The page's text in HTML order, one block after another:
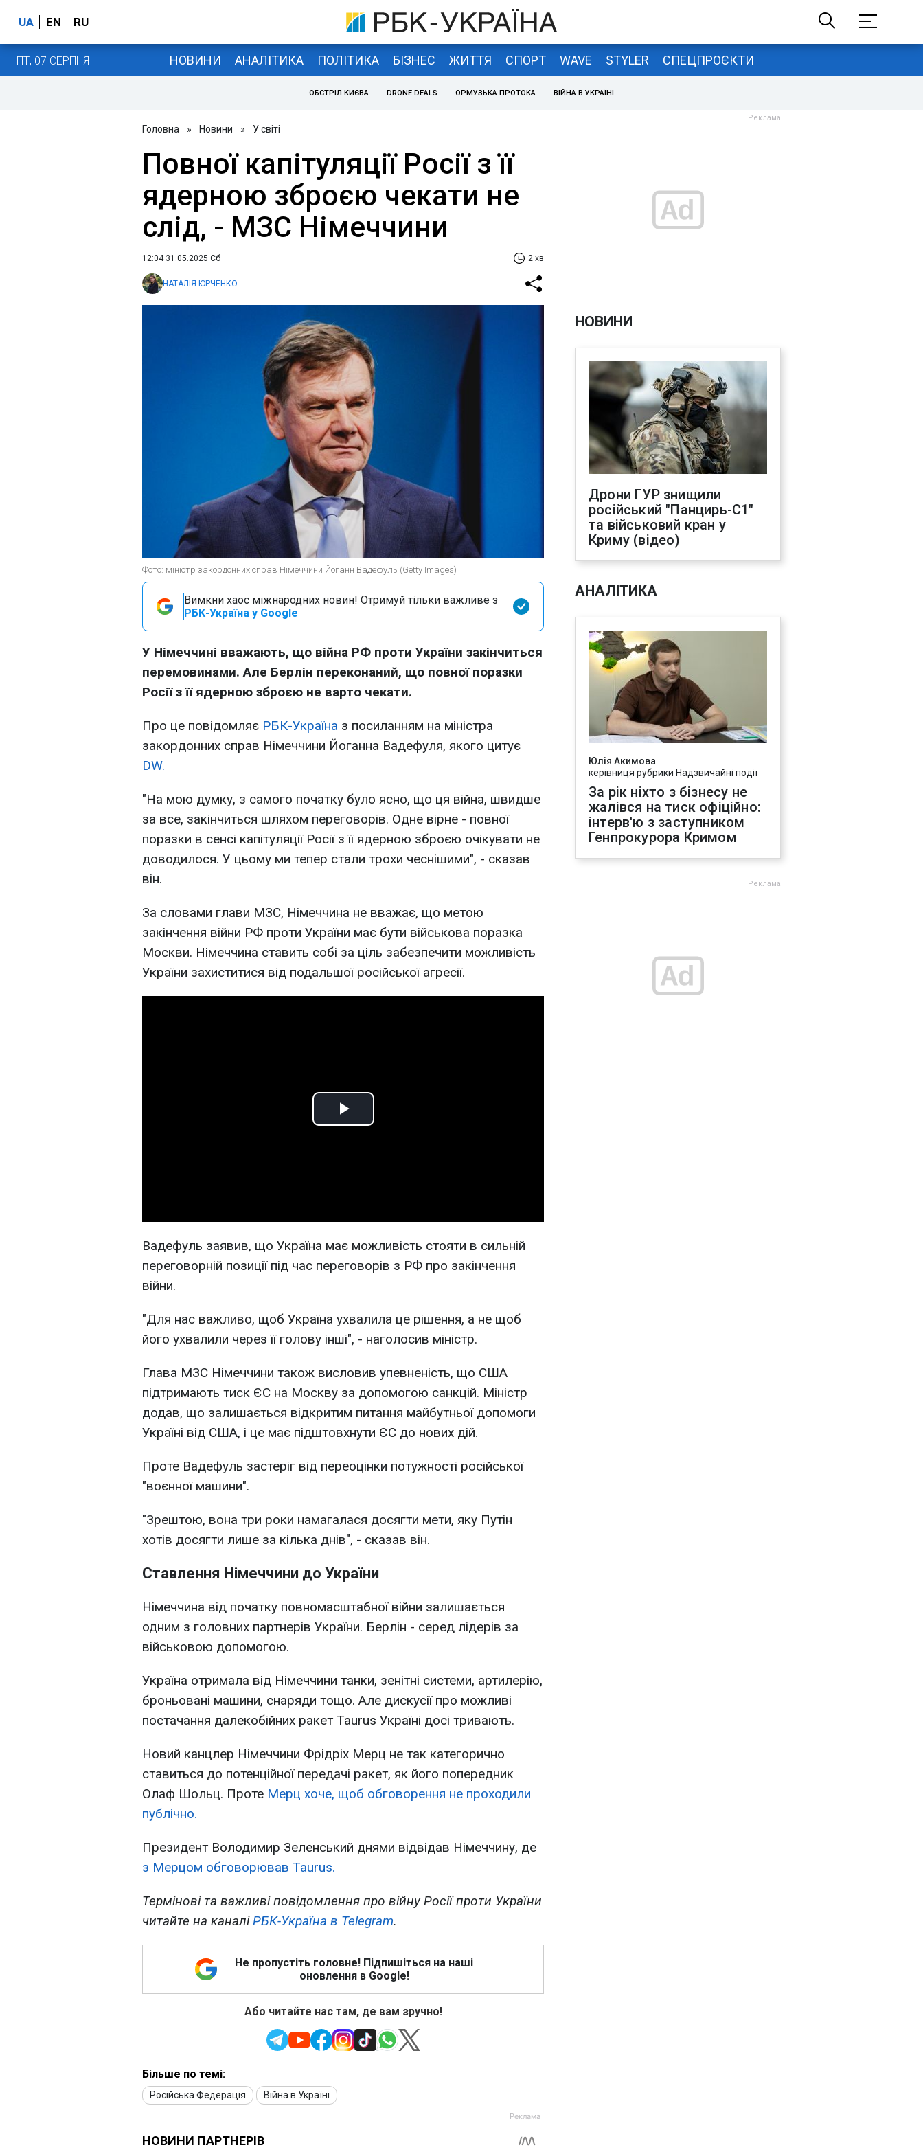
UA EN RU
ПТ, 07 СЕРПНЯ НОВИНИ АНАЛІТИКА ПОЛІТИКА БІЗНЕС ЖИТТЯ СПОРТ WAVE STYLER СПЕЦПРОЄКТИ
ОБСТРІЛ КИЄВА DRONE DEALS ОРМУЗЬКА ПРОТОКА ВІЙНА В УКРАЇНІ
Головна » Новини » У світі
Повної капітуляції Росії з її
ядерною зброєю чекати не
слід, - МЗС Німеччини
12:04 31.05.2025 Сб 2 хв
НАТАЛІЯ ЮРЧЕНКО
Фото: міністр закордонних справ Німеччини Йоганн Вадефуль (Getty Images)
Вимкни хаос міжнародних новин! Отримуй тільки важливе з
РБК-Україна у Google
У Німеччині вважають, що війна РФ проти України закінчиться
перемовинами. Але Берлін переконаний, що повної поразки
Росії з її ядерною зброєю не варто чекати.
Про це повідомляє РБК-Україна з посиланням на міністра
закордонних справ Німеччини Йоганна Вадефуля, якого цитує
DW.
"На мою думку, з самого початку було ясно, що ця війна, швидше
за все, закінчиться шляхом переговорів. Одне вірне - повної
поразки в сенсі капітуляції Росії з її ядерною зброєю очікувати не
доводилося. У цьому ми тепер стали трохи чеснішими", - сказав
він.
За словами глави МЗС, Німеччина не вважає, що метою
закінчення війни РФ проти України має бути військова поразка
Москви. Німеччина ставить собі за ціль забезпечити можливість
України захиститися від подальшої російської агресії.
Play
Вадефуль заявив, що Україна має можливість стояти в сильній
переговорній позиції під час переговорів з РФ про закінчення
війни.
"Для нас важливо, щоб Україна ухвалила це рішення, а не щоб
його ухвалили через її голову інші", - наголосив міністр.
Глава МЗС Німеччини також висловив упевненість, що США
підтримають тиск ЄС на Москву за допомогою санкцій. Міністр
додав, що залишається відкритим питання майбутньої допомоги
Україні від США, і це має підштовхнути ЄС до нових дій.
Проте Вадефуль застеріг від переоцінки потужності російської
"воєнної машини".
"Зрештою, вона три роки намагалася досягти мети, яку Путін
хотів досягти лише за кілька днів", - сказав він.
Ставлення Німеччини до України
Німеччина від початку повномасштабної війни залишається
одним з головних партнерів України. Берлін - серед лідерів за
військовою допомогою.
Україна отримала від Німеччини танки, зенітні системи, артилерію,
броньовані машини, снаряди тощо. Але дискусії про можливі
постачання далекобійних ракет Taurus Україні досі тривають.
Новий канцлер Німеччини Фрідріх Мерц не так категорично
ставиться до потенційної передачі ракет, як його попередник
Олаф Шольц. Проте Мерц хоче, щоб обговорення не проходили
публічно.
Президент Володимир Зеленський днями відвідав Німеччину, де
з Мерцом обговорював Taurus.
Термінові та важливі повідомлення про війну Росії проти України
читайте на каналіРБК-Україна в Telegram.
Не пропустіть головне! Підпишіться на наші
оновлення в Google!
Або читайте нас там, де вам зручно!
Більше по темі:
Російська Федерація Війна в Україні
НОВИНИ
Дрони ГУР знищили
російський "Панцирь-С1"
та військовий кран у
Криму (відео)
АНАЛІТИКА
Юлія Акимова
керівниця рубрики Надзвичайні події
За рік ніхто з бізнесу не
жалівся на тиск офіційно:
інтерв'ю з заступником
Генпрокурора Кримом